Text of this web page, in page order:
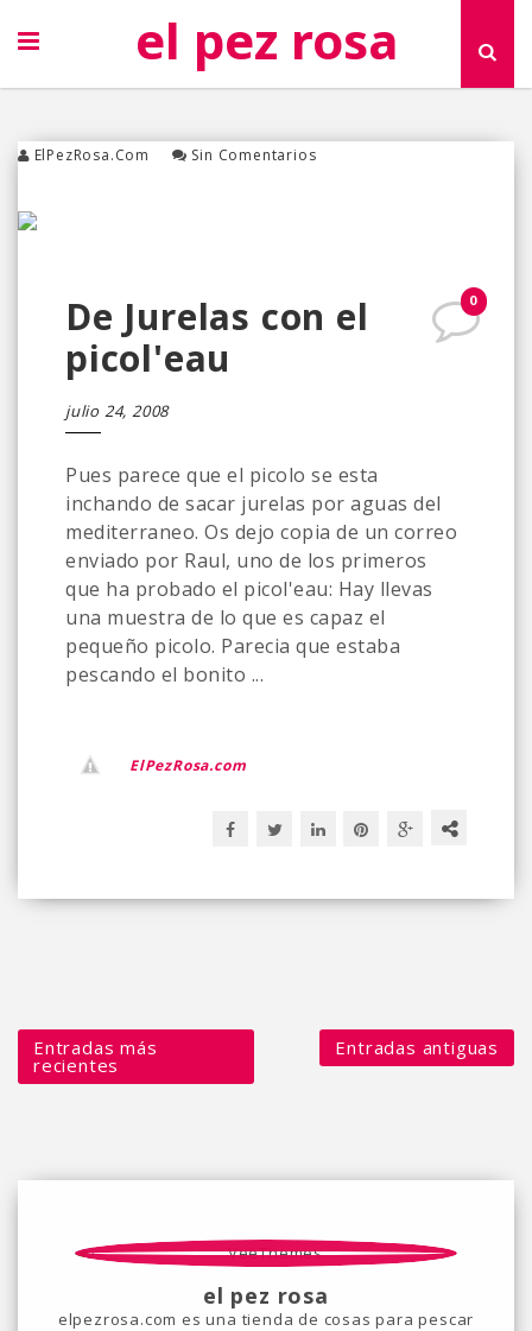
el pez rosa
ElPezRosa.com Sin Comentarios
0
De Jurelas con el
picol'eau
julio 24, 2008
Pues parece que el picolo se esta
inchando de sacar jurelas por aguas del
mediterraneo. Os dejo copia de un correo
enviado por Raul, uno de los primeros
que ha probado el picol'eau: Hay llevas
una muestra de lo que es capaz el
pequeño picolo. Parecia que estaba
pescando el bonito ...
ElPezRosa.com
Entradas más
recientes
Entradas antiguas
el pez rosa
elpezrosa.com es una tienda de cosas para pescar